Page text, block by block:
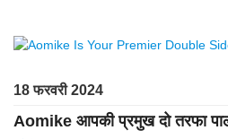
18 फरवरी 2024
Aomike आपकी प्रमुख दो तरफा